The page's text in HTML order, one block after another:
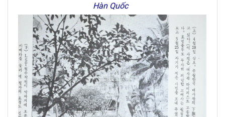
Hàn Quốc